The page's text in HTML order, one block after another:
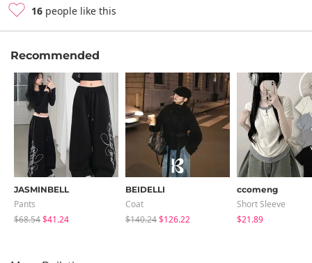
16 people like this
Recommended
JASMINBELL
Pants
$68.54$41.24
BEIDELLI
Coat
$140.24$126.22
ccomeng
Short Sleeve
$21.89